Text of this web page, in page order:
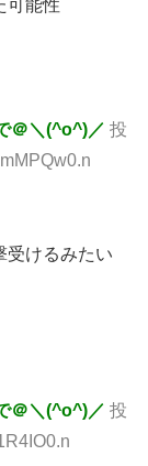
可能性
＠＼(^o^)／ 投
受けるみたい
＠＼(^o^)／ 投